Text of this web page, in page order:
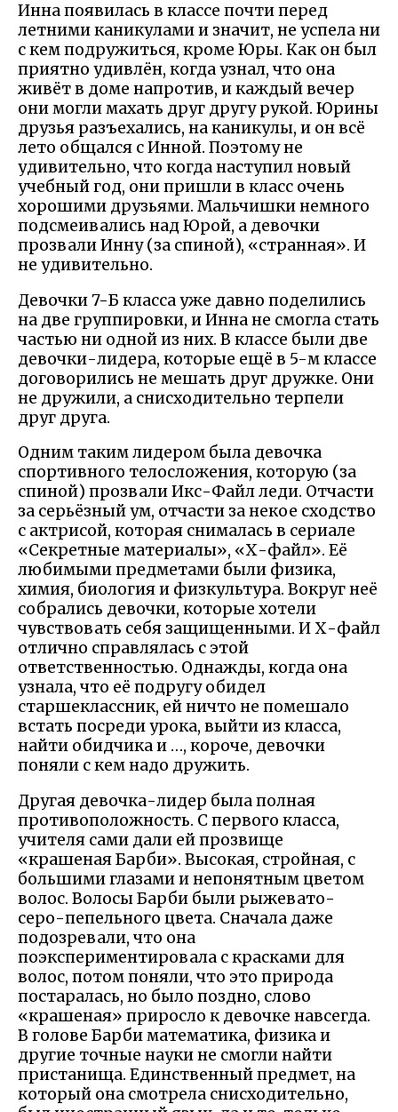
Инна появилась в классе почти перед
летними каникулами и значит, не успела ни
с кем подружиться, кроме Юры. Как он был
приятно удивлён, когда узнал, что она
живёт в доме напротив, и каждый вечер
они могли махать друг другу рукой. Юрины
друзья разъехались, на каникулы, и он всё
лето общался с Инной. Поэтому не
удивительно, что когда наступил новый
учебный год, они пришли в класс очень
хорошими друзьями. Мальчишки немного
подсмеивались над Юрой, а девочки
прозвали Инну (за спиной), «странная». И
не удивительно.
Девочки 7-Б класса уже давно поделились
на две группировки, и Инна не смогла стать
частью ни одной из них. В классе были две
девочки-лидера, которые ещё в 5-м классе
договорились не мешать друг дружке. Они
не дружили, а снисходительно терпели
друг друга.
Одним таким лидером была девочка
спортивного телосложения, которую (за
спиной) прозвали Икс-Файл леди. Отчасти
за серьёзный ум, отчасти за некое сходство
с актрисой, которая снималась в сериале
«Секретные материалы», «Х-файл». Её
любимыми предметами были физика,
химия, биология и физкультура. Вокруг неё
собрались девочки, которые хотели
чувствовать себя защищенными. И Х-файл
отлично справлялась с этой
ответственностью. Однажды, когда она
узнала, что её подругу обидел
старшеклассник, ей ничто не помешало
встать посреди урока, выйти из класса,
найти обидчика и …, короче, девочки
поняли с кем надо дружить.
Другая девочка-лидер была полная
противоположность. С первого класса,
учителя сами дали ей прозвище
«крашеная Барби». Высокая, стройная, с
большими глазами и непонятным цветом
волос. Волосы Барби были рыжевато-
серо-пепельного цвета. Сначала даже
подозревали, что она
поэкспериментировала с красками для
волос, потом поняли, что это природа
постаралась, но было поздно, слово
«крашеная» приросло к девочке навсегда.
В голове Барби математика, физика и
другие точные науки не смогли найти
пристанища. Единственный предмет, на
который она смотрела снисходительно,